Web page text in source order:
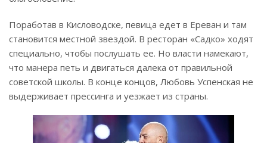
Поработав в Кисловодске, певица едет в Ереван и там
становится местной звездой. В ресторан «Садко» ходят
специально, чтобы послушать ее. Но власти намекают,
что манера петь и двигаться далека от правильной
советской школы. В конце концов, Любовь Успенская не
выдерживает прессинга и уезжает из страны.